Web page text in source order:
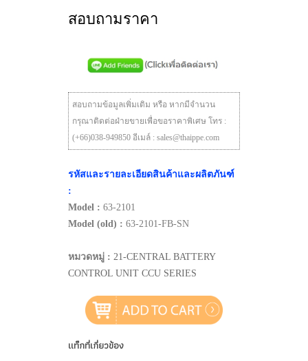
สอบถามราคา
สอบถามข้อมูลเพิ่มเติม หรือ หากมีจำนวน
กรุณาติดต่อฝ่ายขายเพื่อขอราคาพิเศษ โทร :
(+66)038-949850 อีเมล์ : sales@thaippe.com
รหัสและรายละเอียดสินค้าและผลิตภันฑ์
:
Model : 63-2101
Model (old) : 63-2101-FB-SN
หมวดหมู่ : 21-CENTRAL BATTERY
CONTROL UNIT CCU SERIES
แท็กที่เกี่ยวข้อง